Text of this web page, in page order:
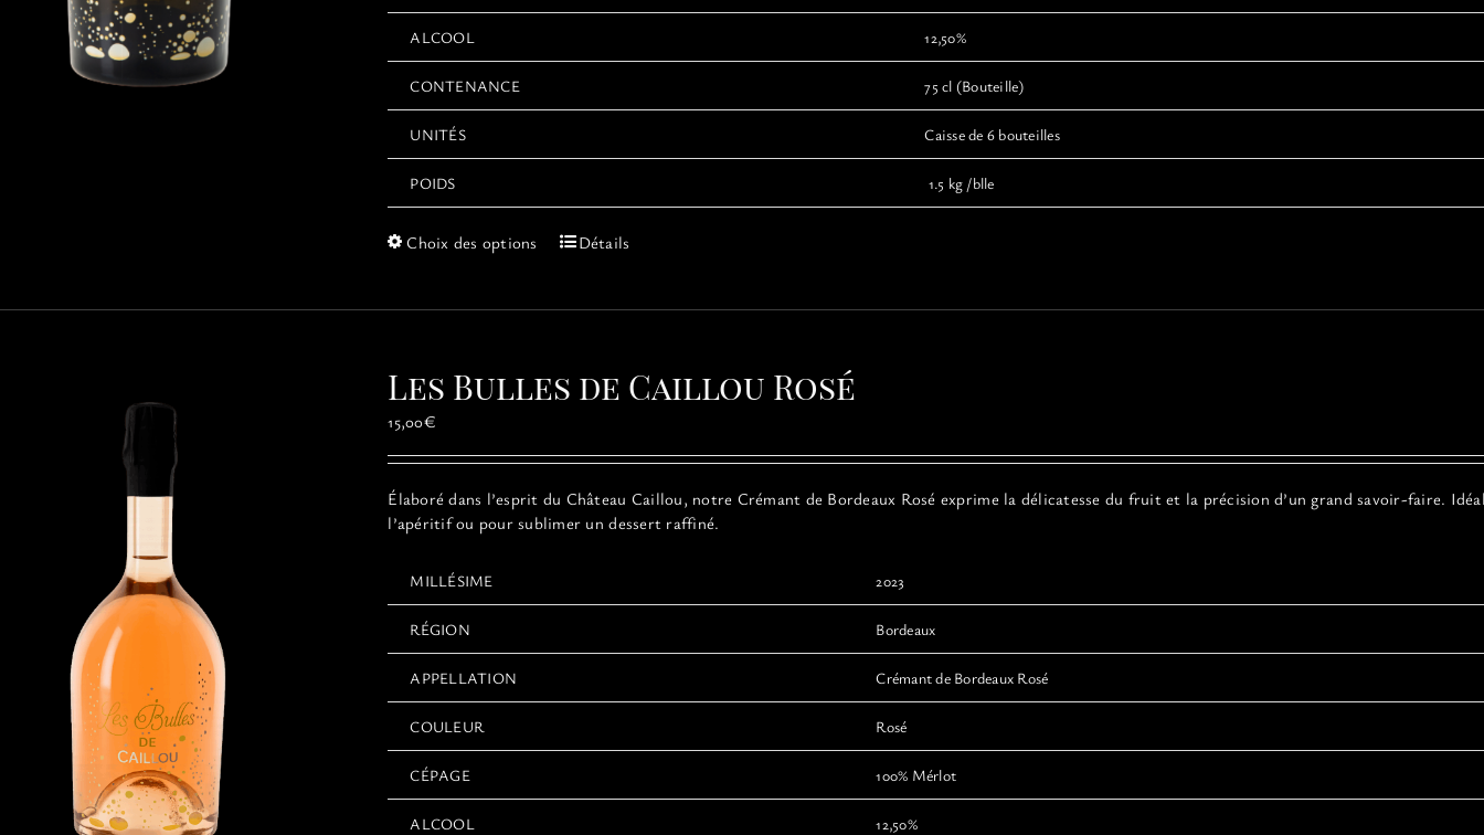
ALCOOL 12,50%
CONTENANCE 75 cl (Bouteille)
UNITÉS Caisse de 6 bouteilles
POIDS 1.5 kg /blle
Choix des options
Ce
plusieurs
options
choisies
la
page
Détails
Les Bulles de Caillou Rosé
15,00€
Élaboré dans l’esprit du Château Caillou, notre Crémant de Bordeaux Rosé exprime la délicatesse du fruit et la précision d’un grand savoir-faire.
l’apéritif ou pour sublimer un dessert raffiné.
MILLÉSIME 2023
RÉGION Bordeaux
APPELLATION Crémant de Bordeaux Rosé
COULEUR Rosé
CÉPAGE 100% Mérlot
ALCOOL 12,50%